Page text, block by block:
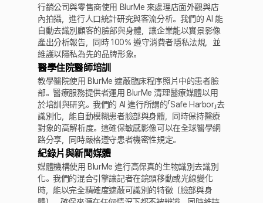
行銷公司與零售商使用 BlurMe 來處理店面外觀與店
內拍攝，進行人口統計研究與客流分析。我們的 AI 能
自動去識別顧客的臉部與身體，讓企業能以實景影像
產出分析報告，同時 100% 遵守消費者隱私法規，並
維護以隱私為先的品牌形象。
醫學住院醫師培訓
教學醫院使用 BlurMe 遮蔽臨床程序照片中的患者臉
部。醫療服務提供者運用 BlurMe 清理醫療媒體以用
於培訓與研究。我們的 AI 進行所謂的「Safe Harbor」去
識別化，能自動模糊患者臉部與身體，同時保持醫療
對象的高解析度。這確保敏感影像可以在全球醫學網
路分享，同時嚴格遵守患者機密性規定。
紀錄片與新聞媒體
媒體機構使用 BlurMe 進行高保真的生物識別去識別
化。我們的混合引擎讓記者在鏡頭移動或光線變化
時，能以完全精確度遮蔽可識別的特徵（臉部與身